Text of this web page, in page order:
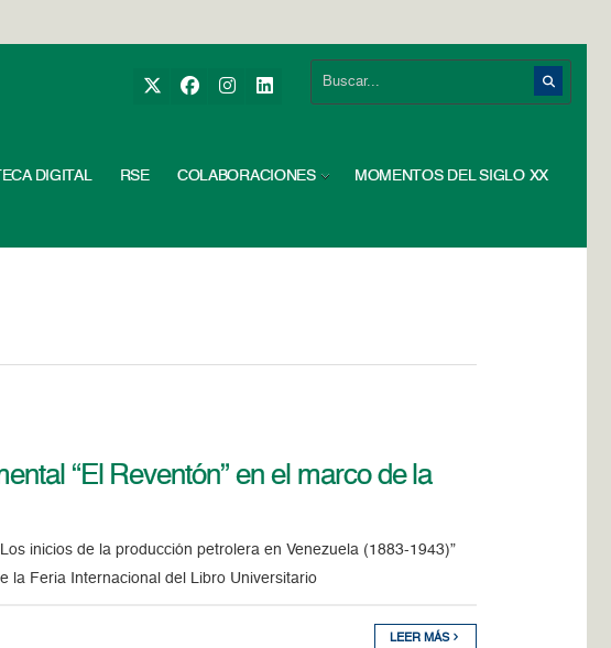
DIGITAL RSE COLABORACIONES MOMENTOS DEL SIGLO XX
“El Reventón” en el marco de la
inicios de la producción petrolera en Venezuela (1883-1943)”
la Feria Internacional del Libro Universitario
LEER MÁS